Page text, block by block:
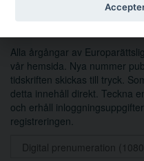
Alla årgångar av
vår hemsida. Nya nummer
tidskriften skickas till tryck.
detta innehåll direkt. Teckna
och erhåll
registreringen.